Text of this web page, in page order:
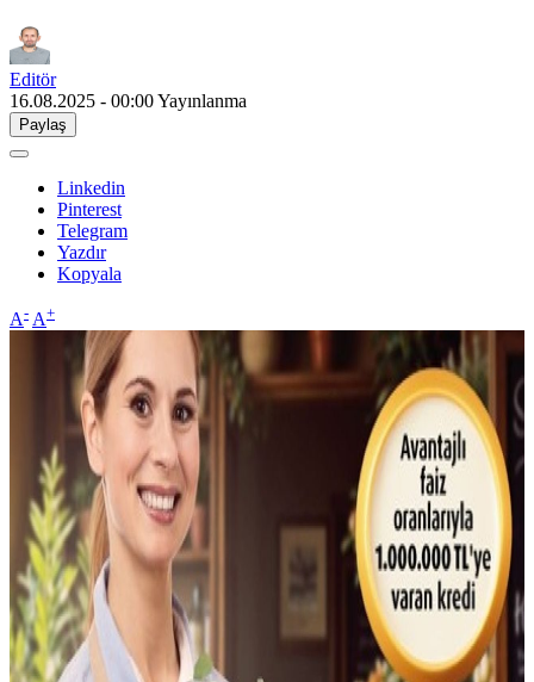
Editör
16.08.2025 - 00:00Yayınlanma
Paylaş
Linkedin
Pinterest
Telegram
Yazdır
Kopyala
A- A+